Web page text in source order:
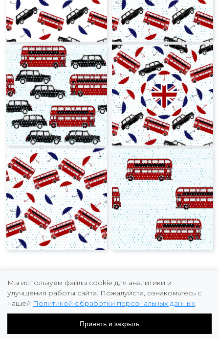
Copyright © 2026 Marina Fomicheva
Мы используем файлы cookie для аналитики и
улучшения работы сайта. Пожалуйста, ознакомьтесь с
нашей Политикой обработки персональных данных.
Принять и закрыть